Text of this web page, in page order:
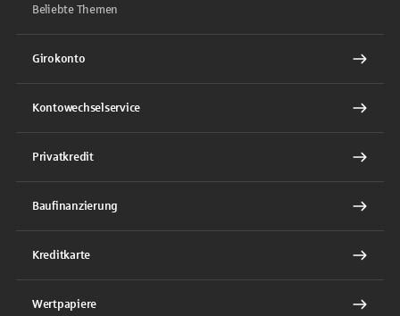
Beliebte Themen
Girokonto
Kontowechselservice
Privatkredit
Baufinanzierung
Kreditkarte
Wertpapiere